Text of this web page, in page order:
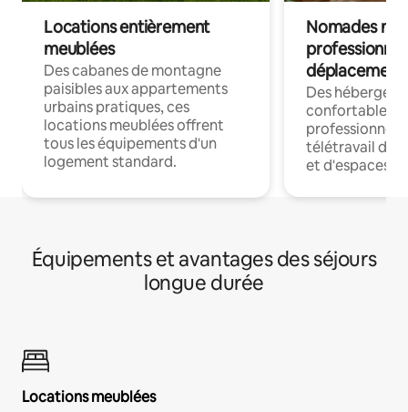
Locations entièrement
meublées
Des cabanes de montagne
paisibles aux appartements
urbains pratiques, ces
locations meublées offrent
tous les équipements d'un
logement standard.
Nomades
déplacement
Des
confortables
professionnels
télétravail
et d'espaces
Équipements et avantages des séjours
longue durée
Locations meublées